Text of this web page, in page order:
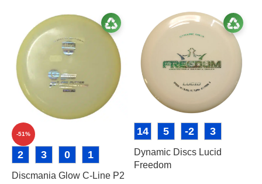
-51%
2 3 0 1
Discmania Glow C-Line P2
14 5 -2 3
Dynamic Discs Lucid
Freedom